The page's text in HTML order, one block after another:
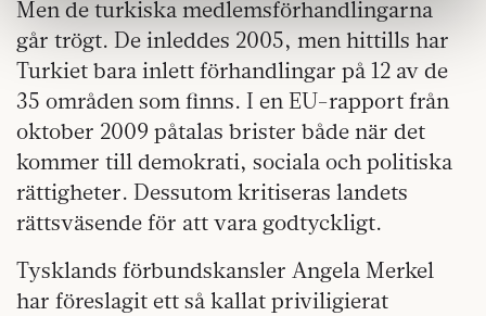
information som du har tillhandahållit eller som de har
samlat in när du har använt deras tjänster.
Om du vill läsa mer om hur vi hanterar personuppgifter
kan du göra dethär.
Men de turkiska medlemsförhandlingarna
går trögt. De inleddes 2005, men hittills har
Turkiet bara inlett förhandlingar på 12 av de
35 områden som finns. I en EU-rapport från
oktober 2009 påtalas brister både när det
kommer till demokrati, sociala och politiska
rättigheter. Dessutom kritiseras landets
rättsväsende för att vara godtyckligt.
Tysklands förbundskansler Angela Merkel
har föreslagit ett så kallat priviligierat